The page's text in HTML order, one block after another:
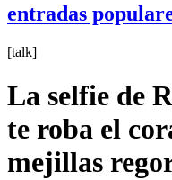
entradas
[talk]
La selfie de
te roba el
mejillas